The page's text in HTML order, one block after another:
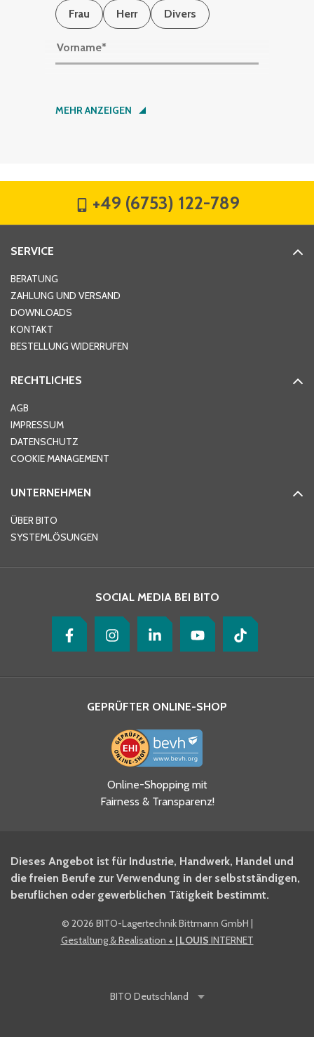
Frau
Herr Divers
Vorname*
Nachname*
Hausnummer
Ort*
Telefon
Ja, ich habe die
Datenschutzhinweise gelesen
und akzeptiere diese.
BITO Newsletter Fachwissen
Intralogistiker anmelden.
Ja, ich möchte mich für den
BITO Shop-Newsletter
MEHR ANZEIGEN
+49 (6753) 122-789
SERVICE
BERATUNG
ZAHLUNG UND VERSAND
DOWNLOADS
KONTAKT
BESTELLUNG WIDERRUFEN
RECHTLICHES
AGB
IMPRESSUM
DATENSCHUTZ
COOKIE MANAGEMENT
UNTERNEHMEN
ÜBER BITO
SYSTEMLÖSUNGEN
SOCIAL MEDIA BEI BITO
GEPRÜFTER ONLINE-SHOP
Online-Shopping mit
Fairness & Transparenz!
Dieses Angebot ist für Industrie, Handwerk, Handel und
die freien Berufe zur Verwendung in der selbstständigen,
beruflichen oder gewerblichen Tätigkeit bestimmt.
© 2026 BITO-Lagertechnik Bittmann GmbH |
Gestaltung & Realisation + | LOUIS INTERNET
BITO Deutschland